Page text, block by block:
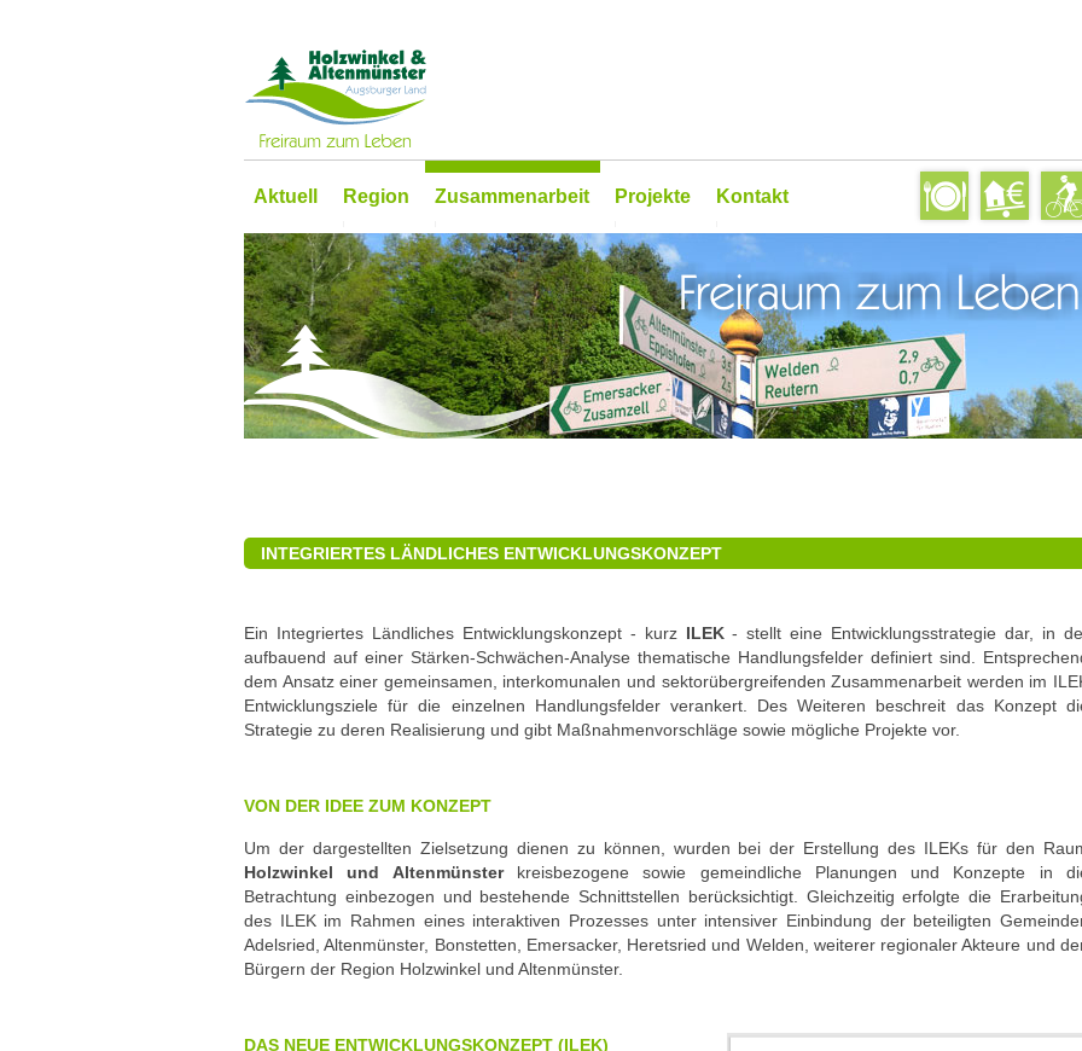
INTEGRIERTES LÄNDLICHES ENTWICKLUNGSKONZEPT
Ein Integriertes Ländliches Entwicklungskonzept - kurz ILEK- stellt eine Entwicklungsstrategie dar, in
aufbauend auf einer Stärken-Schwächen-Analyse thematische Handlungsfelder definiert sind.
dem Ansatz einer gemeinsamen, interkomunalen und sektorübergreifenden Zusammenarbeit werden im
Entwicklungsziele für die einzelnen Handlungsfelder verankert. Des Weiteren beschreit das Konzept
Strategie zu deren Realisierung und gibt Maßnahmenvorschläge sowie mögliche Projekte vor.
VON DER IDEE ZUM KONZEPT
Um der dargestellten Zielsetzung dienen zu können, wurden bei der Erstellung des ILEKs für den
Holzwinkel und Altenmünsterkreisbezogene sowie gemeindliche Planungen und Konzepte in
Betrachtung einbezogen und bestehende Schnittstellen berücksichtigt. Gleichzeitig erfolgte die
des ILEK im Rahmen eines interaktiven Prozesses unter intensiver Einbindung der beteiligten
Adelsried, Altenmünster, Bonstetten, Emersacker, Heretsried und Welden, weiterer regionaler Akteure und
Bürgern der Region Holzwinkel und Altenmünster.
DAS NEUE ENTWICKLUNGSKONZEPT (ILEK)
Aktuell Region
Sehenswertes
Erlebenswertes
Wissenswertes
Wander- und Radwege
Anfahrt und Mobilität
Partner und Projekte
Zu Gast
Zusammenarbeit
Entwicklungsforum
Gemeinsam sind wir stark
ILEK
Entwicklungsfelder
Kooperationsprojekte
Bay. Staatspreis 2022
Projekte
Anlaufstelle für Senioren
Ausbildungskompass
Christkind gesucht
Erlebnis-Radweg Landwirtschaft
Freiraum-Kalender
Innenentwicklung
Jugendarbeit
Unterstützung für Senioren
Ländliches Kernwegenetz
Musikschule
Naturfreibad im Holzwinkel
Regionalbudget
Kontakt
Newsletter
Linkliste
Download
Datenschutz